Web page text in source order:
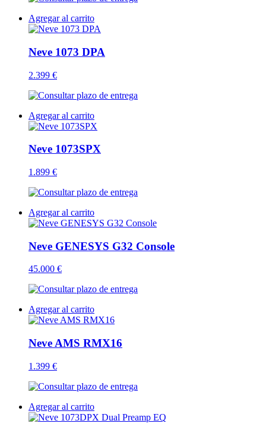
Agregar al carrito
Neve 1073 DPA
2.399 €
Agregar al carrito
Neve 1073SPX
1.899 €
Agregar al carrito
Neve GENESYS G32 Console
45.000 €
Agregar al carrito
Neve AMS RMX16
1.399 €
Agregar al carrito